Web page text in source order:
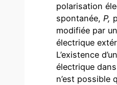
polarisation
spontanée,P,
modifiée par
électrique
L’existence
électrique
n’est possible